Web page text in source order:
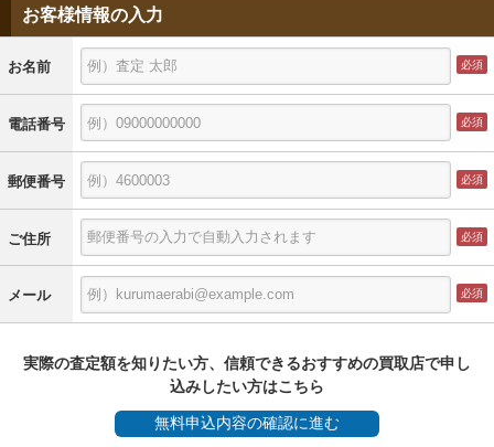
お客様情報の入力
お名前
電話番号
郵便番号
ご住所
メール
実際の査定額を知りたい方、信頼できるおすすめの買取店で申し
込みしたい方はこちら
無料申込内容の確認に進む